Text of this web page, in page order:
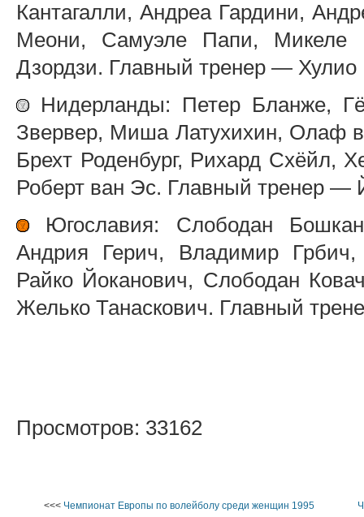
Кантагалли, Андреа Гардини,
Меони, Самуэле Папи, Микеле
Дзордзи. Главный тренер — Хулио
Нидерланды: Петер Бланже,
Звервер, Миша Латухихин, Олаф
Брехт Роденбург, Рихард Схёйл,
Роберт ван Эс. Главный тренер —
Югославия: Слободан
Андрия Герич, Владимир
Райко Йоканович, Слободан
Желько Танаскович. Главный
Просмотров: 33162
<<< Чемпионат Европы по волейболу среди женщин 1995